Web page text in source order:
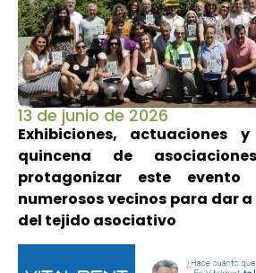
13 de junio de 2026
Exhibiciones, actuaciones
quincena de
protagonizar este
numerosos vecinos para dar
del tejido asociativo